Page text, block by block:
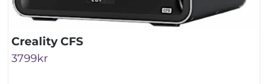
Creality CFS
3799kr